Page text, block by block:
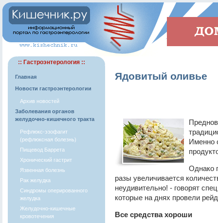
:: Гастроэнтерология ::
Главная
Новости гастроэнтерологии
Архив новостей
Заболевания органов
желудочно-кишечного тракта
Рефлюкс-эзофагит
(рефлюксная болезнь)
Пищевод Баррета
Хронический гастрит
Язвенная болезнь
Рак желудка
Синдромы оперированного
желудка
Желудочно-кишечные
кровотечения
Ядовитый оливье
Именно
Однако
разы увеличивается
неудивительно! - говорят
которые на днях провели
Все средства хороши